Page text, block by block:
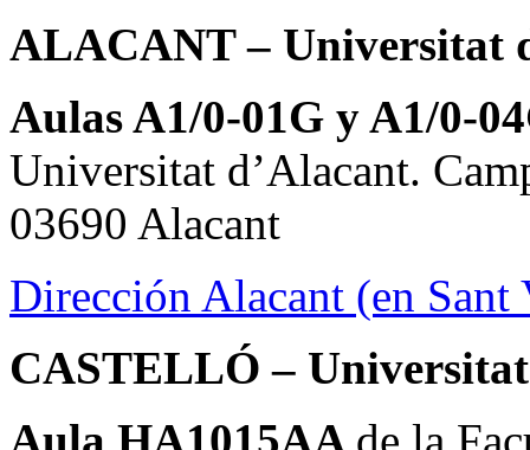
ALACANT – Universitat
Aulas A1/0-01G y A1/0-
Universitat d’Alacant.
03690 Alacant
Dirección Alacant (en Sant
CASTELLÓ –